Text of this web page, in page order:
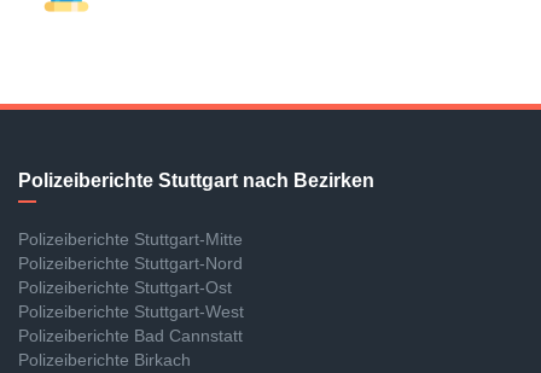
Polizeiberichte Stuttgart nach Bezirken
Polizeiberichte Stuttgart-Mitte
Polizeiberichte Stuttgart-Nord
Polizeiberichte Stuttgart-Ost
Polizeiberichte Stuttgart-West
Polizeiberichte Bad Cannstatt
Polizeiberichte Birkach